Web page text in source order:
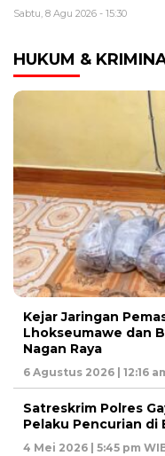
Sabtu, 8 Agu 2026 - 15:30
HUKUM &
Kejar Jaringan
Lhokseumawe dan
Nagan Raya
6 Agustus 2026 | 12:16
Satreskrim Polres
Pelaku Pencurian di
4 Mei 2026 | 5:45 pm